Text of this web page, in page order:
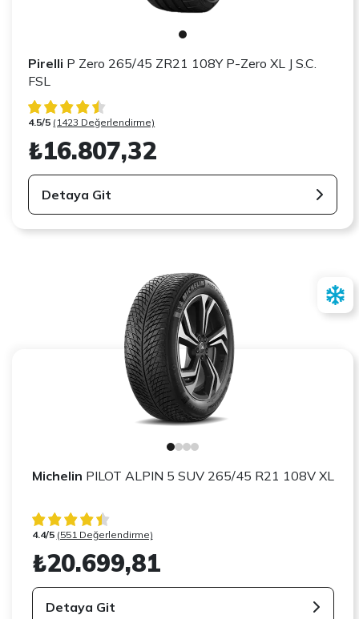
Pirelli P Zero 265/45 ZR21 108Y P-Zero XL J S.C.
FSL
4.5/5 (1423 Değerlendirme)
₺16.807,32
Detaya Git
Michelin PILOT ALPIN 5 SUV 265/45 R21 108V XL
4.4/5 (551 Değerlendirme)
₺20.699,81
Detaya Git